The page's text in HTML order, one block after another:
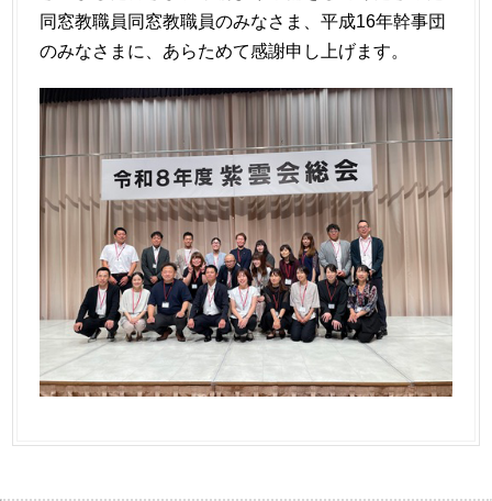
同窓教職員同窓教職員のみなさま、平成16年幹事団
のみなさまに、あらためて感謝申し上げます。